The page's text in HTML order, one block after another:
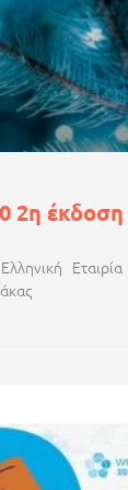
2η έκδοση